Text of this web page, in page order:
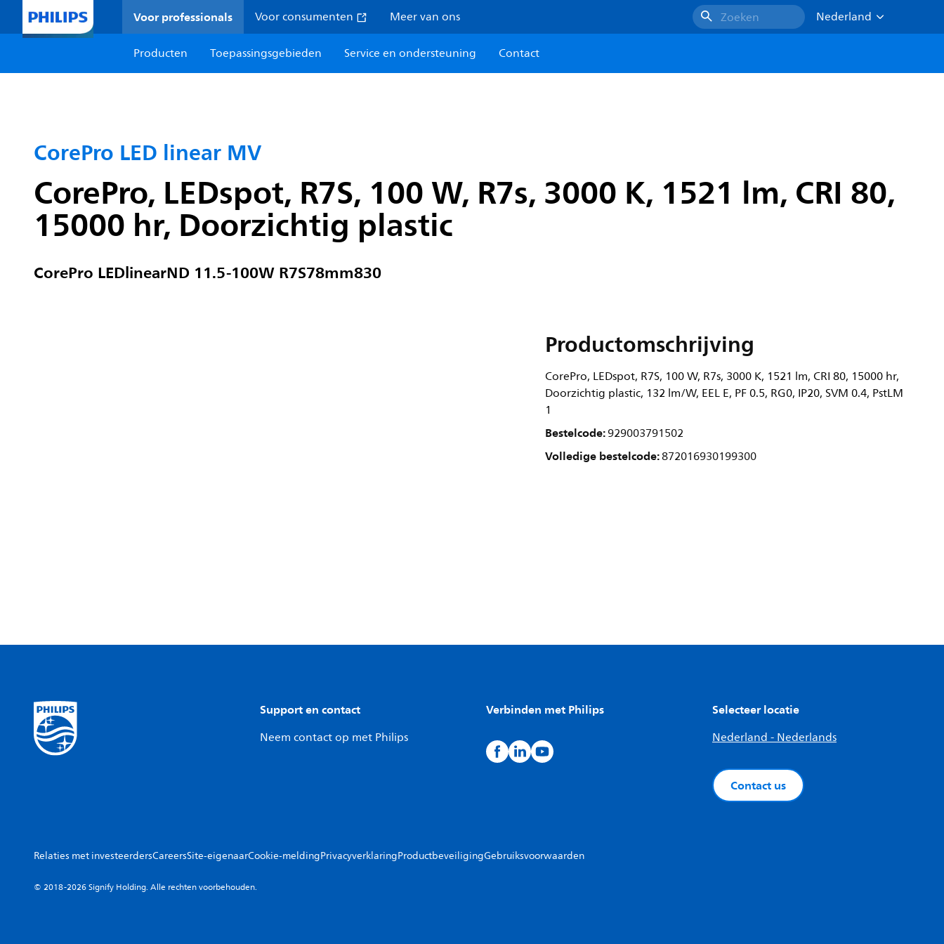
Voor professionals Voor consumenten Meer van ons Zoeken
Nederland
Producten
Toepassingsgebieden Service en ondersteuning Contact
CorePro LED linear MV
CorePro, LEDspot, R7S, 100 W, R7s, 3000 K, 1521 lm, CRI 80,
15000 hr, Doorzichtig plastic
CorePro LEDlinearND 11.5-100W R7S78mm830
Productomschrijving
CorePro, LEDspot, R7S, 100 W, R7s, 3000 K, 1521 lm, CRI 80, 15000 hr,
Doorzichtig plastic, 132 lm/W, EEL E, PF 0.5, RG0, IP20, SVM 0.4, PstLM
1
Bestelcode:929003791502
Volledige bestelcode:872016930199300
Support en contact
Neem contact op met Philips
Verbinden met Philips Selecteer locatie
Nederland - Nederlands
Contact us
Relaties met investeerdersCareersSite-eigenaarCookie-meldingPrivacyverklaringProductbeveiligingGebruiksvoorwaarden
© 2018-2026 Signify Holding. Alle rechten voorbehouden.